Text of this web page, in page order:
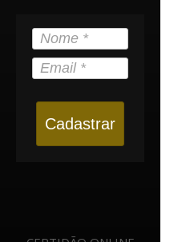
Cadastrar